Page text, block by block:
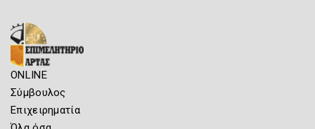
ONLINE
Σύμβουλος
Επιχειρηματία